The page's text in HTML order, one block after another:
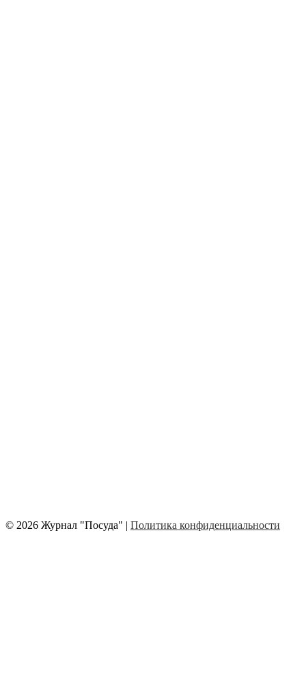
© 2026 Журнал "Посуда" | Политика конфиденциальности